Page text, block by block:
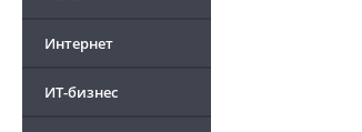
Интернет
ИТ-бизнес